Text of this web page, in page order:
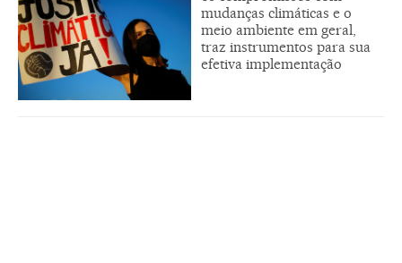
mudanças climáticas e o
meio ambiente em geral,
traz instrumentos para sua
efetiva implementação